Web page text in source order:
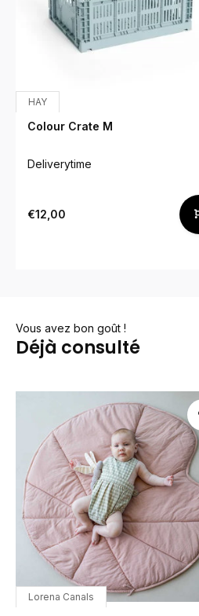
HAY
Colour Crate M
Deliverytime
€12,00
Vous avez bon goût !
Déjà consulté
Lorena Canals